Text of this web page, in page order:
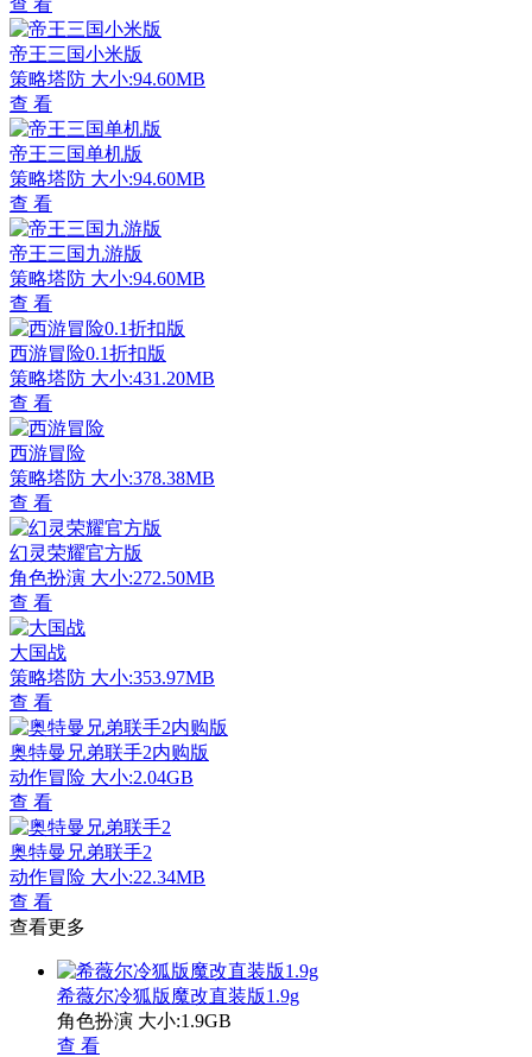
帝王三国小米版
策略塔防 大小:94.60MB
查 看
帝王三国单机版
策略塔防 大小:94.60MB
查 看
帝王三国九游版
策略塔防 大小:94.60MB
查 看
西游冒险0.1折扣版
策略塔防 大小:431.20MB
查 看
西游冒险
策略塔防 大小:378.38MB
查 看
幻灵荣耀官方版
角色扮演 大小:272.50MB
查 看
大国战
策略塔防 大小:353.97MB
查 看
奥特曼兄弟联手2内购版
动作冒险 大小:2.04GB
查 看
奥特曼兄弟联手2
动作冒险 大小:22.34MB
查 看
查看更多
希薇尔冷狐版魔改直装版1.9g
角色扮演 大小:1.9GB
查 看